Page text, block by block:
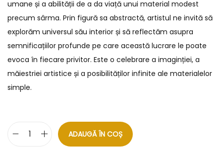
umane și a abilității de a da viață unui material modest
precum sârma. Prin figură sa abstractă, artistul ne invită să
explorăm universul său interior și să reflectăm asupra
semnificațiilor profunde pe care această lucrare le poate
evoca în fiecare privitor. Este o celebrare a imaginției, a
măiestriei artistice și a posibilităților infinite ale materialelor
simple.
ADAUGĂ ÎN COȘ